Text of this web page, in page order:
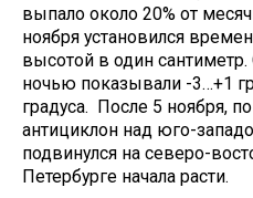
выпало около 20% от
ноября установился
высотой в один
ночью показывали -3…+1
градуса. После 5 ноября,
антициклон над юго-
подвинулся на северо-
Петербурге начала расти.